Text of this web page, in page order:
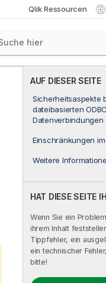
Qlik Ressourcen
AUF DIESER SEITE
Sicherheitsaspekte
dateibasierten
Datenverbindungen
Einschränkungen
Weitere
HAT DIESE SEITE
Wenn Sie ein
ihrem Inhalt
Tippfehler, ein
ein technischer
bitte!